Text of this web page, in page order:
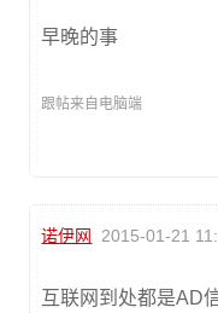
早晚的事
跟帖来自电脑端
诺伊网 2015-01-21
互联网到处都是AD